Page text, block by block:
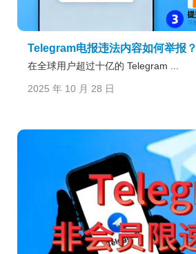
Telegram电报违法内容如何举报？
在全球用户超过十亿的 Telegram ...
2025 年 10 月 28 日